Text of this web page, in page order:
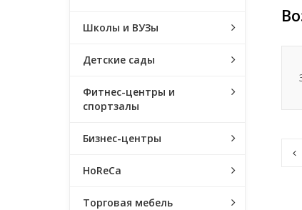
Школы и ВУЗы
Детские сады
Фитнес-центры и
спортзалы
Бизнес-центры
HoReCa
Торговая мебель